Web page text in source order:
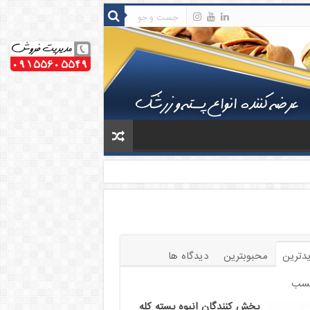
محبوبترین
دیدگاه ها
پخش کنندگان انبوه پسته کله